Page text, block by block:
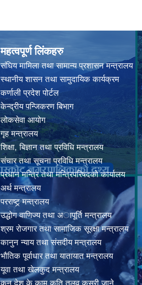
महत्वपूर्ण लिंकहरु
संघिय मामिला तथा सामान्य प्रशासन मन्त्रालय
स्थानीय शासन तथा सामुदायिक कार्यक्रम
कर्णाली प्रदेश पोर्टल
केन्द्रीय पन्जिकरण बिभाग
लोकसेवा आयोग
गृह मन्त्रालय
शिक्षा, बिज्ञान तथा प्रविधि मन्त्रालय
संचार तथा सूचना प्रविधि मन्त्रालय
प्रधान मन्त्रि तथा मन्त्रिपरिषदको कार्यालय
अर्थ मन्त्रालय
परराष्ट्र् मन्त्रालय
उद्धोग वाणिज्य तथा अापूर्ति मन्त्रालय
श्रम रोजगार तथा सामाजिक सूरक्षा मन्त्रालय
कानुन न्याय तथा संसदीय मन्त्रालय
भाैतिक पूर्वाधार तथा यातायात मन्त्रालय
यूवा तथा खेलकुद मन्त्रालय
कुन देश के काम कति तलव कसरी जाने